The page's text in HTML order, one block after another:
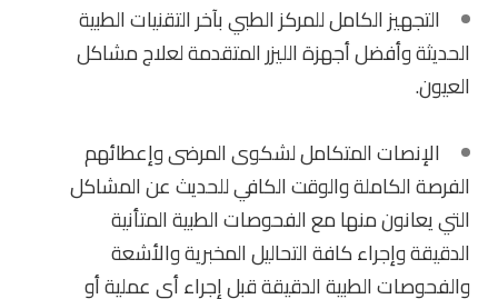
التجهيز الكامل للمركز الطبي بآخر التقنيات الطبية
الحديثة وأفضل أجهزة الليزر المتقدمة لعلاج مشاكل
العيون.
الإنصات المتكامل لشكوى المرضى وإعطائهم
الفرصة الكاملة والوقت الكافي للحديث عن المشاكل
التي يعانون منها مع الفحوصات الطبية المتأنية
الدقيقة وإجراء كافة التحاليل المخبرية والأشعة
والفحوصات الطبية الدقيقة قبل إجراء أي عملية أو